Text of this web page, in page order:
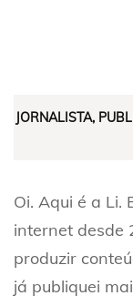
JORNALISTA,
Oi. Aqui é a Li.
internet desde
produzir
já publiquei